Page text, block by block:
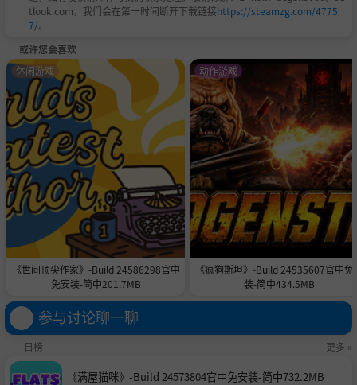
tlook.com，我们会在第一时间断开下载链接https://steamzg.com/4775
7/。
或许您会喜欢
《世间顶尖作家》-Build 24586298官中
免安装-简中201.7MB
休闲游戏
《疯狗斯坦》-Build 24535607官中免
装-简中434.5MB
动作游戏
参与讨论聊一聊
日榜 更多 »
《满屋猫咪》-Build 24573804官中免安装-简中732.2MB